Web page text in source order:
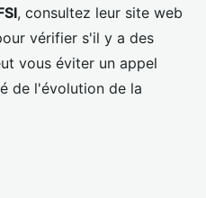
, consultez leur site web
vérifier s'il y a des
vous éviter un appel
de l'évolution de la